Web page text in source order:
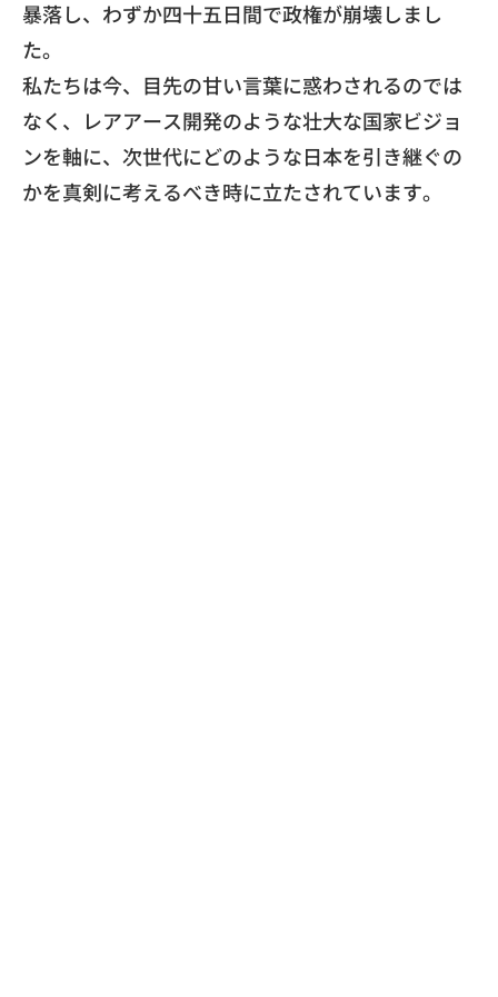
暴落し、 わずか四十五日間で政権が崩壊しまし
た。
​私たちは今、目先の甘い言葉に惑わされるのでは
なく、
レアアース開発のような壮大な国家ビジョ
ンを軸に、 次世代にどのような日本を引き継ぐの
かを真剣に考えるべき時に立たされています。